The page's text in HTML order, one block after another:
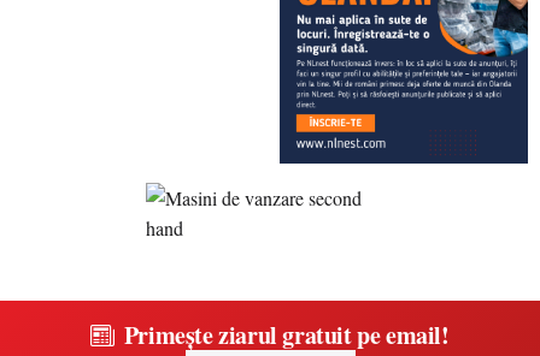
Primește ziarul gratuit pe email!